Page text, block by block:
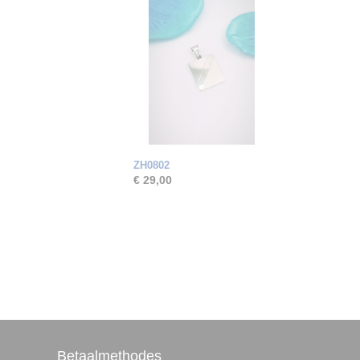
ZH0802
€ 29,00
Betaalmethodes